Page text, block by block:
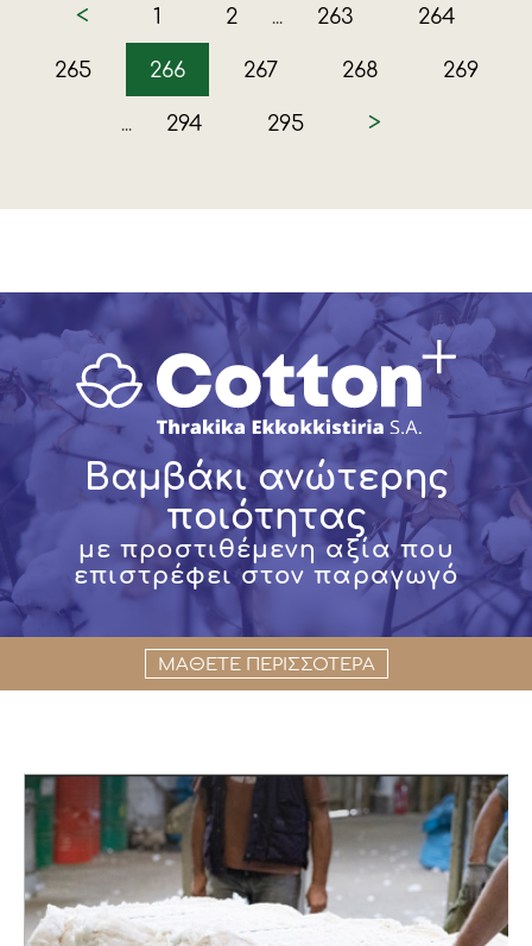
< 1 2 ... 263 264
265 266 267 268 269
... 294 295 >
Βαμβάκι ανώτερης
ποιότητας
με προστιθέμενη αξία που
επιστρέφει στον παραγωγό
ΜΑΘΕΤΕ ΠΕΡΙΣΣΟΤΕΡΑ